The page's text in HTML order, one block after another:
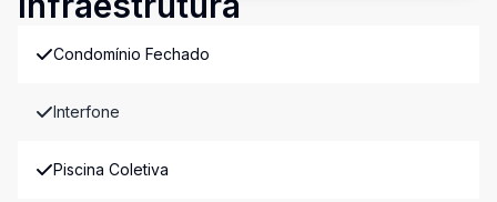
Condomínio Fechado
Interfone
Piscina Coletiva